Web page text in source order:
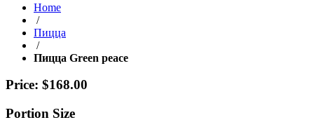
Home
/
Пицца
/
Пицца Green peace
Price: $168.00
Portion Size